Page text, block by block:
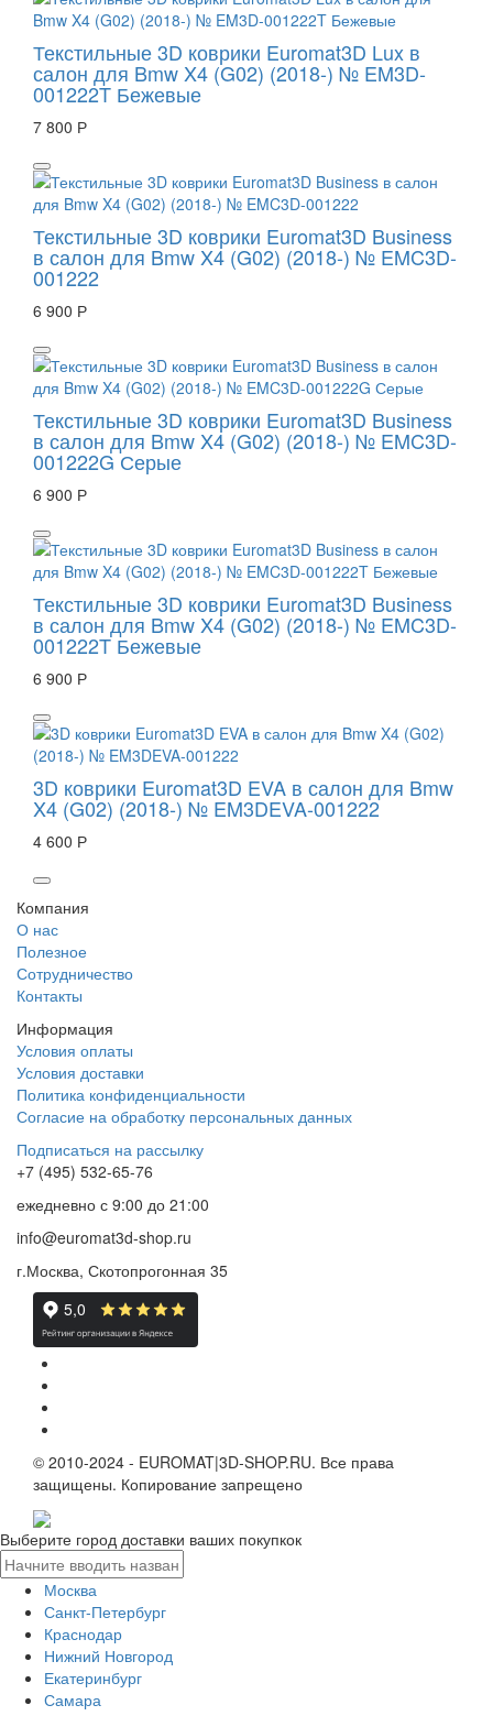
Текстильные 3D коврики Euromat3D Lux в
салон для Bmw X4 (G02) (2018-) № EM3D-
001222T Бежевые
7 800 Р
Текстильные 3D коврики Euromat3D Business
в салон для Bmw X4 (G02) (2018-) № EMC3D-
001222
6 900 Р
Текстильные 3D коврики Euromat3D Business
в салон для Bmw X4 (G02) (2018-) № EMC3D-
001222G Серые
6 900 Р
Текстильные 3D коврики Euromat3D Business
в салон для Bmw X4 (G02) (2018-) № EMC3D-
001222T Бежевые
6 900 Р
3D коврики Euromat3D EVA в салон для Bmw
X4 (G02) (2018-) № EM3DEVA-001222
4 600 Р
Компания
О нас
Полезное
Сотрудничество
Контакты
Информация
Условия оплаты
Условия доставки
Политика конфиденциальности
Согласие на обработку персональных данных
Подписаться на рассылку
+7 (495) 532-65-76
ежедневно с 9:00 до 21:00
info@euromat3d-shop.ru
г.Москва, Скотопрогонная 35
© 2010-2024 - EUROMAT|3D-SHOP.RU. Все права
защищены. Копирование запрещено
Выберите город доставки ваших покупкок
Москва
Санкт-Петербург
Краснодар
Нижний Новгород
Екатеринбург
Самара